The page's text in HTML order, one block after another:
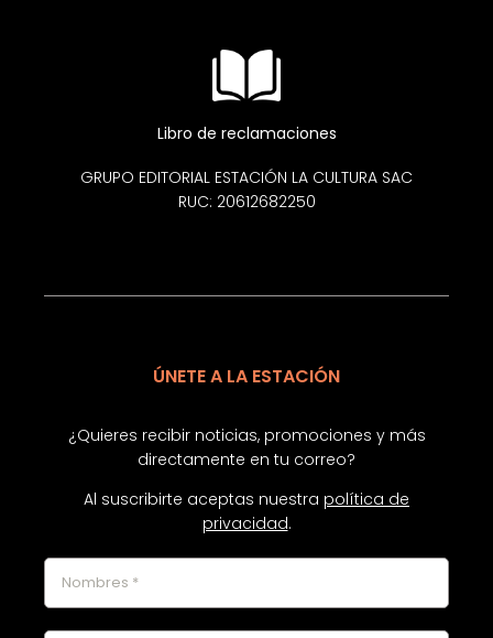
Libro de reclamaciones
GRUPO EDITORIAL ESTACIÓN LA CULTURA SAC
RUC: 20612682250
ÚNETE A LA ESTACIÓN
¿Quieres recibir noticias, promociones y más
directamente en tu correo?
Al suscribirte aceptas nuestra política de
privacidad.